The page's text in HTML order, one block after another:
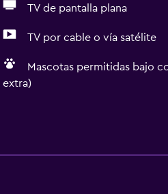
TV de pantalla plana
TV por cable o vía satélite
Mascotas permitidas bajo
extra)
Unidad ubicada en la planta baja